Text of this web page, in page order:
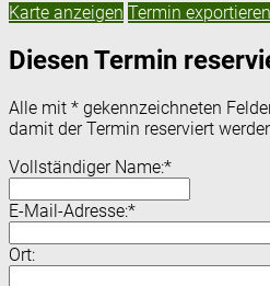
Karte anzeigen Termin exportieren
Diesen Termin
Alle mit * gekennzeichneten
damit der Termin reserviert
Vollständiger Name:*
E-Mail-Adresse:*
Ort: